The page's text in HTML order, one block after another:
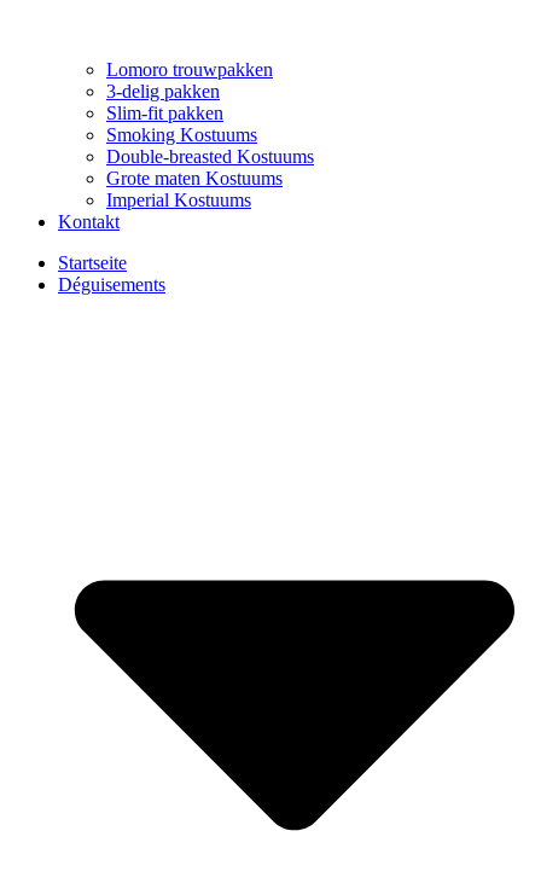
Lomoro trouwpakken
3-delig pakken
Slim-fit pakken
Smoking Kostuums
Double-breasted Kostuums
Grote maten Kostuums
Imperial Kostuums
Kontakt
Startseite
Déguisements